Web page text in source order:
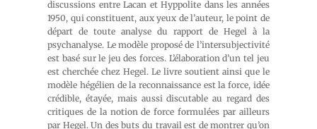
discussions entre Lacan et Hyppolite dans les années
1950, qui constituent, aux yeux de l’auteur, le point de
départ de toute analyse du rapport de Hegel à la
psychanalyse. Le modèle proposé de l’intersubjectivité
est basé sur le jeu des forces. L’élaboration d’un tel jeu
est cherchée chez Hegel. Le livre soutient ainsi que le
modèle hégélien de la reconnaissance est la force, idée
crédible, étayée, mais aussi discutable au regard des
critiques de la notion de force formulées par ailleurs
par Hegel. Un des buts du travail est de montrer qu’on